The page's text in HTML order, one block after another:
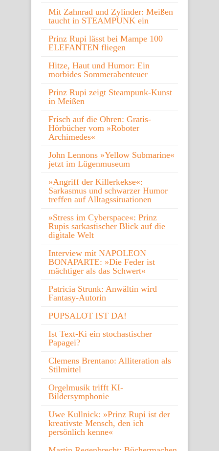
Mit Zahnrad und Zylinder: Meißen
taucht in STEAMPUNK ein
Prinz Rupi lässt bei Mampe 100
ELEFANTEN fliegen
Hitze, Haut und Humor: Ein
morbides Sommerabenteuer
Prinz Rupi zeigt Steampunk-Kunst
in Meißen
Frisch auf die Ohren: Gratis-
Hörbücher vom »Roboter
Archimedes«
John Lennons »Yellow Submarine«
jetzt im Lügenmuseum
»Angriff der Killerkekse«:
Sarkasmus und schwarzer Humor
treffen auf Alltagssituationen
»Stress im Cyberspace«: Prinz
Rupis sarkastischer Blick auf die
digitale Welt
Interview mit NAPOLEON
BONAPARTE: »Die Feder ist
mächtiger als das Schwert«
Patricia Strunk: Anwältin wird
Fantasy-Autorin
PUPSALOT IST DA!
Ist Text-Ki ein stochastischer
Papagei?
Clemens Brentano: Alliteration als
Stilmittel
Orgelmusik trifft KI-
Bildersymphonie
Uwe Kullnick: »Prinz Rupi ist der
kreativste Mensch, den ich
persönlich kenne«